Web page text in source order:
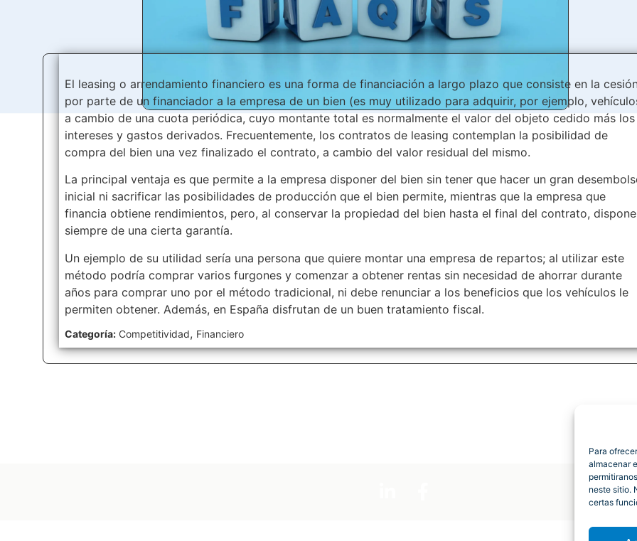
Para
almacenar
neste sitio.
certas
El leasing o arrendamiento financiero es una forma de financiación a largo plazo que consiste en la
por parte de un financiador a la empresa de un bien (es muy utilizado para adquirir, por ejemplo,
a cambio de una cuota periódica, cuyo montante total es normalmente el valor del objeto cedido más los
intereses y gastos derivados. Frecuentemente, los contratos de leasing contemplan la posibilidad de
compra del bien una vez finalizado el contrato, a cambio del valor residual del mismo.
La principal ventaja es que permite a la empresa disponer del bien sin tener que hacer un gran
inicial ni sacrificar las posibilidades de producción que el bien permite, mientras que la empresa que
financia obtiene rendimientos, pero, al conservar la propiedad del bien hasta el final del contrato, dispone
siempre de una cierta garantía.
Un ejemplo de su utilidad sería una persona que quiere montar una empresa de repartos; al utilizar este
método podría comprar varios furgones y comenzar a obtener rentas sin necesidad de ahorrar durante
años para comprar uno por el método tradicional, ni debe renunciar a los beneficios que los vehículos le
permiten obtener. Además, en España disfrutan de un buen tratamiento fiscal.
Categoría: Competitividad, Financiero